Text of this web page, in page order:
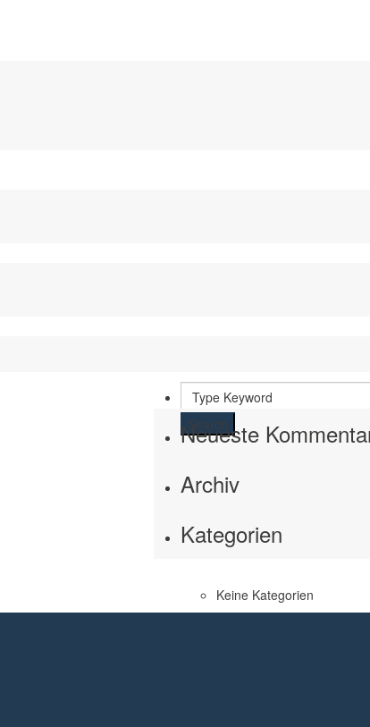
Search
Neueste
Archiv
Kategorien
Keine Kategorien